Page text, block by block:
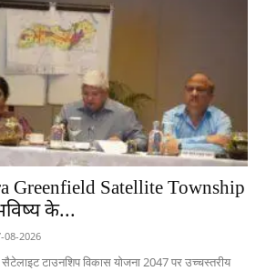
Greenfield Satellite Township
के...
08-2026
टाउनशिप विकास योजना 2047 पर उच्चस्तरीय